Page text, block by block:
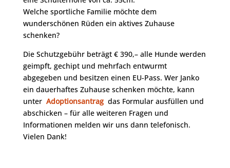
Welche sportliche Familie möchte dem
wunderschönen Rüden ein aktives Zuhause
schenken?
Die Schutzgebühr beträgt € 390,– alle Hunde werden
geimpft, gechipt und mehrfach entwurmt
abgegeben und besitzen einen EU-Pass. Wer Janko
ein dauerhaftes Zuhause schenken möchte, kann
unter Adoptionsantragdas Formular ausfüllen und
abschicken – für alle weiteren Fragen und
Informationen melden wir uns dann telefonisch.
Vielen Dank!